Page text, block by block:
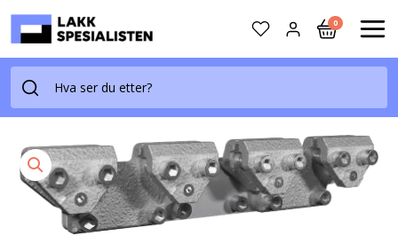
Skip
content
0